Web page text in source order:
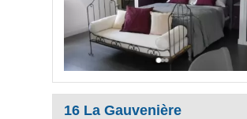
16 La Gauvenière